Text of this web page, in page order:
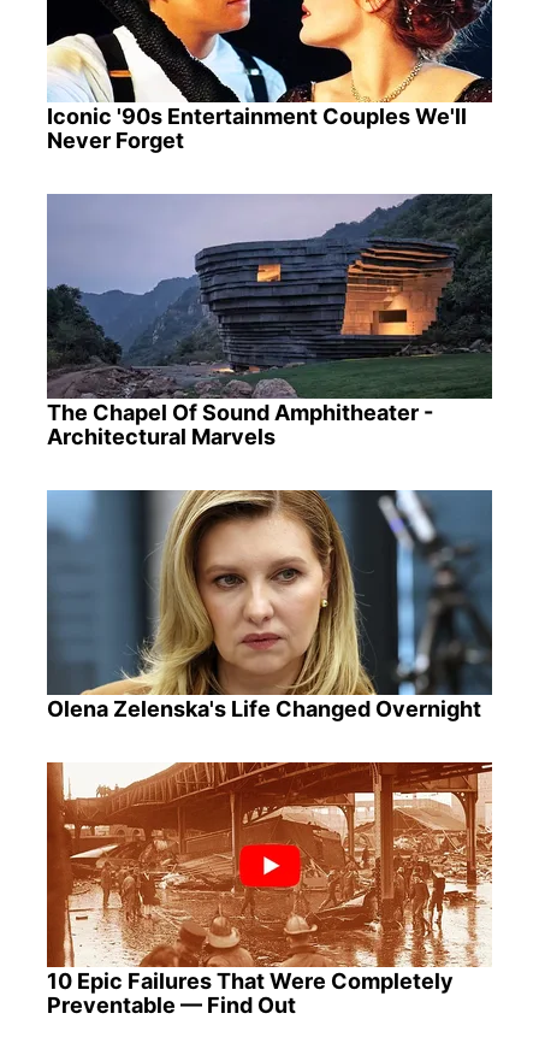
Iconic '90s Entertainment Couples We'll
Never Forget
The Chapel Of Sound Amphitheater -
Architectural Marvels
Olena Zelenska's Life Changed Overnight
10 Epic Failures That Were Completely
Preventable — Find Out